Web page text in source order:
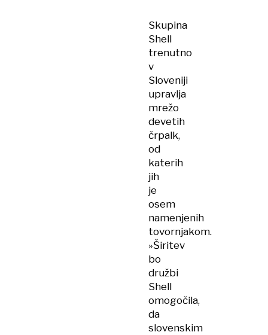
Skupina
Shell
trenutno
v
Sloveniji
upravlja
mrežo
devetih
črpalk,
od
katerih
jih
je
osem
namenjenih
tovornjakom.
»Širitev
bo
družbi
Shell
omogočila,
da
slovenskim